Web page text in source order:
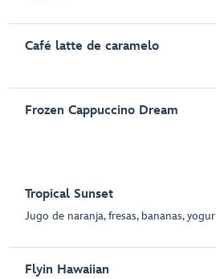
Café latte de caramelo
Frozen Cappuccino Dream
Tropical Sunset
Jugo de naranja, fresas, bananas, yogur
Flyin Hawaiian